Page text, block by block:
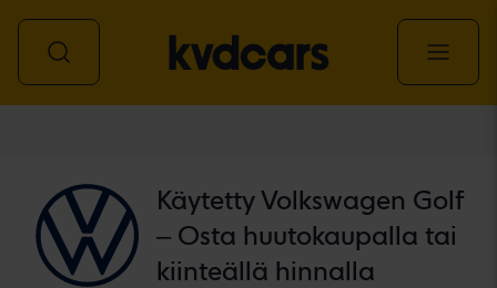
Käytetty Volkswagen Golf
– Osta huutokaupalla tai
kiinteällä hinnalla